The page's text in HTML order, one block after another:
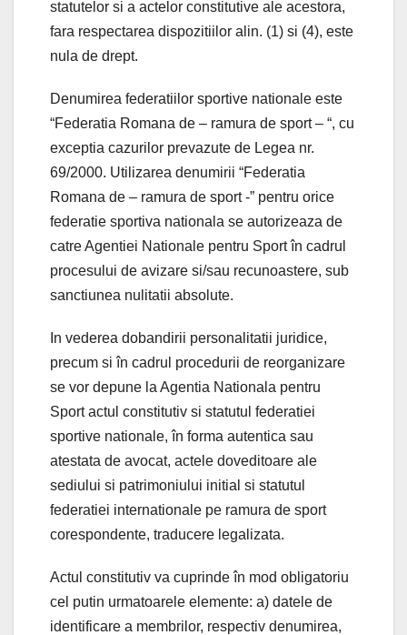
statutelor si a actelor constitutive ale acestora,
fara respectarea dispozitiilor alin. (1) si (4), este
nula de drept.
Denumirea federatiilor sportive nationale este
“Federatia Romana de – ramura de sport – “, cu
exceptia cazurilor prevazute de Legea nr.
69/2000. Utilizarea denumirii “Federatia
Romana de – ramura de sport -” pentru orice
federatie sportiva nationala se autorizeaza de
catre Agentiei Nationale pentru Sport în cadrul
procesului de avizare si/sau recunoastere, sub
sanctiunea nulitatii absolute.
In vederea dobandirii personalitatii juridice,
precum si în cadrul procedurii de reorganizare
se vor depune la Agentia Nationala pentru
Sport actul constitutiv si statutul federatiei
sportive nationale, în forma autentica sau
atestata de avocat, actele doveditoare ale
sediului si patrimoniului initial si statutul
federatiei internationale pe ramura de sport
corespondente, traducere legalizata.
Actul constitutiv va cuprinde în mod obligatoriu
cel putin urmatoarele elemente: a) datele de
identificare a membrilor, respectiv denumirea,